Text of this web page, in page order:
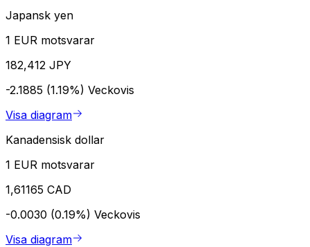
Japansk yen
1 EUR motsvarar
182,412 JPY
-2.1885 (1.19%) Veckovis
Visa diagram
Kanadensisk dollar
1 EUR motsvarar
1,61165 CAD
-0.0030 (0.19%) Veckovis
Visa diagram